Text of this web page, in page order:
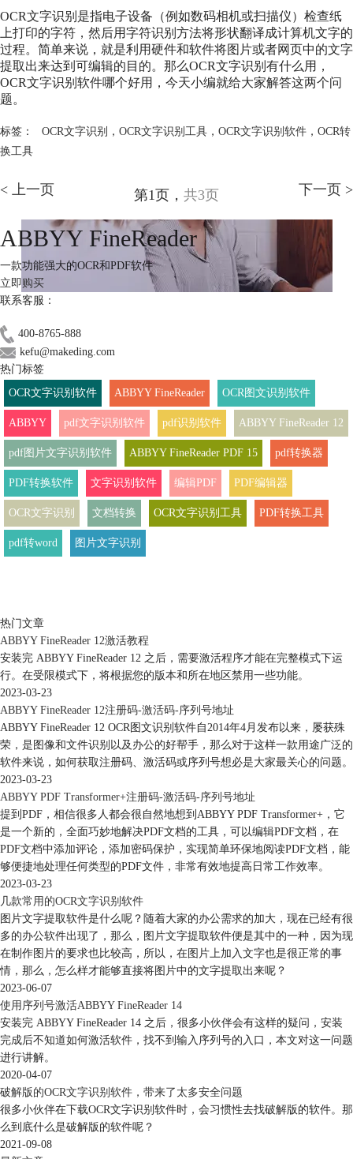
OCR文字识别是指电子设备（例如数码相机或扫描仪）检查纸
上打印的字符，然后用字符识别方法将形状翻译成计算机文字的
过程。简单来说，就是利用硬件和软件将图片或者网页中的文字
提取出来达到可编辑的目的。那么OCR文字识别有什么用，
OCR文字识别软件哪个好用，今天小编就给大家解答这两个问
题。
标签： OCR文字识别 ， OCR文字识别工具， OCR文字识别软件， OCR转
换工具
< 上一页 第1页， 共3页 下一页 >
ABBYY FineReader
一款功能强大的OCR和PDF软件
立即购买
联系客服：
400-8765-888
kefu@makeding.com
热门标签
OCR文字识别软件
ABBYY FineReader OCR图文识别软件
ABBYY pdf文字识别软件 pdf识别软件 ABBYY FineReader 12
pdf图片文字识别软件 ABBYY FineReader PDF 15 pdf转换器
PDF转换软件 文字识别软件 编辑PDF PDF编辑器
OCR文字识别 文档转换 OCR文字识别工具 PDF转换工具
pdf转word 图片文字识别
热门文章
ABBYY FineReader 12激活教程
安装完 ABBYY FineReader 12 之后，需要激活程序才能在完整模式下运
行。在受限模式下，将根据您的版本和所在地区禁用一些功能。
2023-03-23
ABBYY FineReader 12注册码-激活码-序列号地址
ABBYY FineReader 12 OCR图文识别软件自2014年4月发布以来，屡获殊
荣，是图像和文件识别以及办公的好帮手，那么对于这样一款用途广泛的
软件来说，如何获取注册码、激活码或序列号想必是大家最关心的问题。
2023-03-23
ABBYY PDF Transformer+注册码-激活码-序列号地址
提到PDF，相信很多人都会很自然地想到ABBYY PDF Transformer+，它
是一个新的，全面巧妙地解决PDF文档的工具，可以编辑PDF文档，在
PDF文档中添加评论，添加密码保护，实现简单环保地阅读PDF文档，能
够便捷地处理任何类型的PDF文件，非常有效地提高日常工作效率。
2023-03-23
几款常用的OCR文字识别软件
图片文字提取软件是什么呢？随着大家的办公需求的加大，现在已经有很
多的办公软件出现了，那么，图片文字提取软件便是其中的一种，因为现
在制作图片的要求也比较高，所以，在图片上加入文字也是很正常的事
情，那么，怎么样才能够直接将图片中的文字提取出来呢？
2023-06-07
使用序列号激活ABBYY FineReader 14
安装完 ABBYY FineReader 14 之后，很多小伙伴会有这样的疑问，安装
完成后不知道如何激活软件，找不到输入序列号的入口，本文对这一问题
进行讲解。
2020-04-07
破解版的OCR文字识别软件，带来了太多安全问题
很多小伙伴在下载OCR文字识别软件时，会习惯性去找破解版的软件。那
么到底什么是破解版的软件呢？
2021-09-08